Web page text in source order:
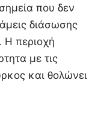
που δεν
διάσωσης
Η περιοχή
με τις
και θολώνει